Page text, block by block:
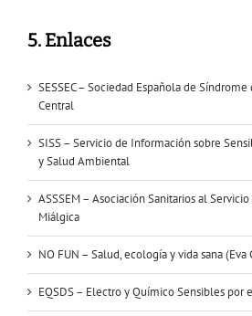
5. Enlaces
SESSEC – Sociedad Española de
Central
SISS – Servicio de Información sobre
y Salud Ambiental
ASSSEM – Asociación Sanitarios al
Miálgica
NO FUN – Salud, ecología y vida sana (Eva
EQSDS – Electro y Químico Sensibles por